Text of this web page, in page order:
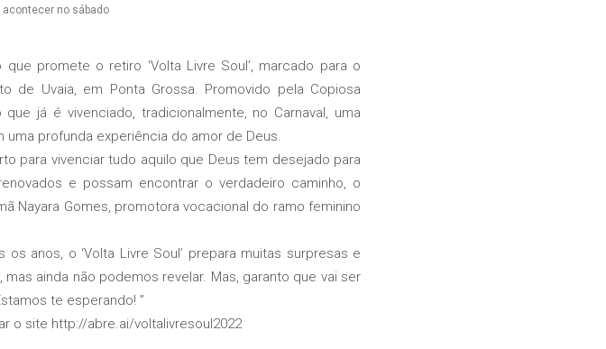
promete o retiro ‘Volta Livre Soul’, marcado para o
de Uvaia, em Ponta Grossa. Promovido pela Copiosa
já é vivenciado, tradicionalmente, no Carnaval, uma
profunda experiência do amor de Deus.
para vivenciar tudo aquilo que Deus tem desejado para
e possam encontrar o verdadeiro caminho, o
Nayara Gomes, promotora vocacional do ramo feminino
o ‘Volta Livre Soul’ prepara muitas surpresas e
ainda não podemos revelar. Mas, garanto que vai ser
te esperando! ”
site http://abre.ai/voltalivresoul2022